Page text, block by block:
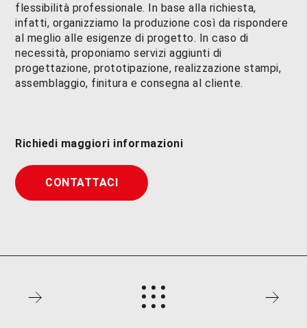
flessibilità professionale. In base alla richiesta,
infatti, organizziamo la produzione così da rispondere
al meglio alle esigenze di progetto. In caso di
necessità, proponiamo servizi aggiunti di
progettazione, prototipazione, realizzazione stampi,
assemblaggio, finitura e consegna al cliente.
Richiedi maggiori informazioni
CONTATTACI